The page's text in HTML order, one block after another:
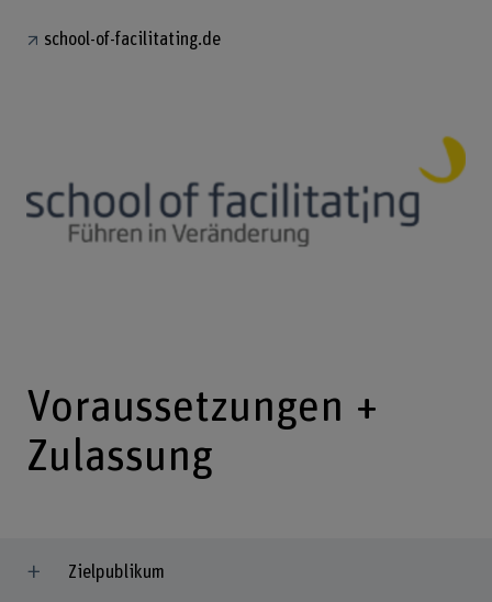
school-of-facilitating.de
Voraussetzungen +
Zulassung
Zielpublikum